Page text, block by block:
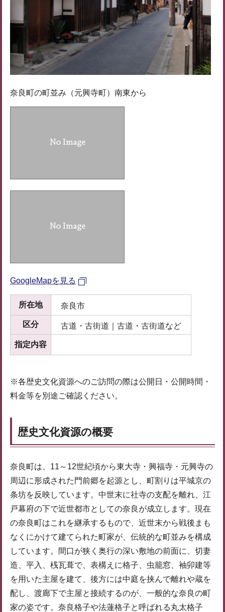
奈良町の町並み（元興寺町）南東から
GoogleMapを見る
所在地 奈良市
区分 古道・古街道｜古道・古街道など
指定内容
※各歴史文化資源へのご訪問の際は公開日・公開時間・
料金等を別途ご確認ください。
歴史文化資源の概要
奈良町は、11～12世紀頃から東大寺・興福寺・元興寺の
周辺に形成された門前郷を起源とし、町割りは平城京の
条坊を反映しています。中世末に社寺の支配を離れ、江
戸幕府の下で近世都市としての奈良が成立します。現在
の奈良町はこれを継承するもので、近世末から戦後まも
なくにかけて建てられた町家が、伝統的な町並みを構成
しています。間口が狭く奥行の深い敷地の前面に、切妻
造、平入、桟瓦葺で、表構えに格子、虫籠窓、袖卯建等
を用いた主屋を建て、後方には中庭を挟んで離れや蔵を
配し、渡廊下で主屋と接続するのが、一般的な奈良の町
家の姿です。奈良格子や法蓮格子と呼ばれる丸太格子